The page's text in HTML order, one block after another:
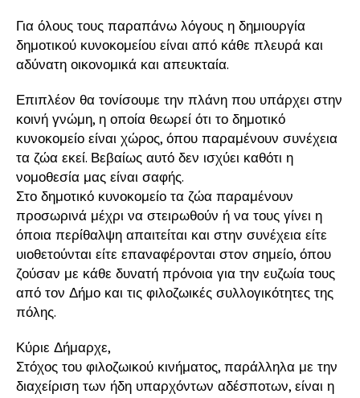
Για όλους τους παραπάνω λόγους η δημιουργία
δημοτικού κυνοκομείου είναι από κάθε πλευρά και
αδύνατη οικονομικά και απευκταία.
Επιπλέον θα τονίσουμε την πλάνη που υπάρχει στην
κοινή γνώμη, η οποία θεωρεί ότι το δημοτικό
κυνοκομείο είναι χώρος, όπου παραμένουν συνέχεια
τα ζώα εκεί. Βεβαίως αυτό δεν ισχύει καθότι η
νομοθεσία μας είναι σαφής.
Στο δημοτικό κυνοκομείο τα ζώα παραμένουν
προσωρινά μέχρι να στειρωθούν ή να τους γίνει η
όποια περίθαλψη απαιτείται και στην συνέχεια είτε
υιοθετούνται είτε επαναφέρονται στον σημείο, όπου
ζούσαν με κάθε δυνατή πρόνοια για την ευζωία τους
από τον Δήμο και τις φιλοζωικές συλλογικότητες της
πόλης.
Κύριε Δήμαρχε,
Στόχος του φιλοζωικού κινήματος, παράλληλα με την
διαχείριση των ήδη υπαρχόντων αδέσποτων, είναι η